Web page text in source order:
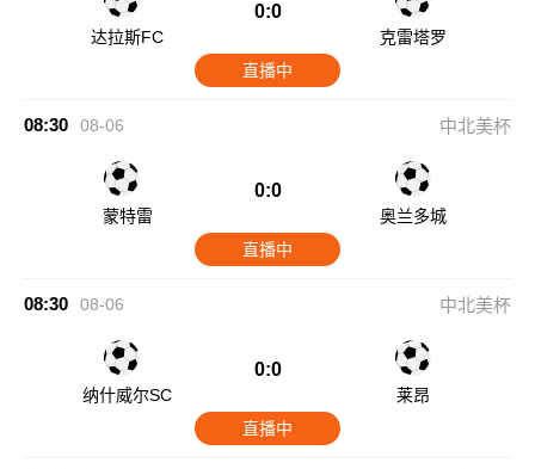
达拉斯FC
0:0
克雷塔罗
直播中
08:30 08-06 中北美杯
蒙特雷
0:0
奥兰多城
直播中
08:30 08-06 中北美杯
纳什威尔SC
0:0
莱昂
直播中